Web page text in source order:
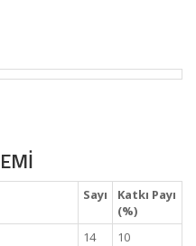
Sayı
Katkı Payı
(%)
14
10